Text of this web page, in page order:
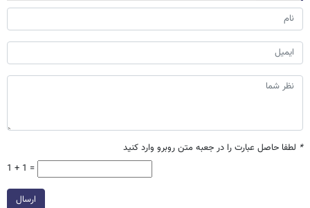
* لطفا حاصل عبارت را در جعبه متن روبرو وارد کنید
1 + 1 =
ارسال